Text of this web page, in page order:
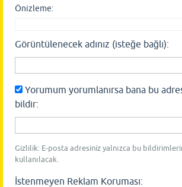
Önizleme:
Görüntülenecek adınız (isteğe bağlı):
Yorumum yorumlanırsa bana bu
bildir:
Gizlilik: E-posta adresiniz yalnızca bu
kullanılacak.
İstenmeyen Reklam Koruması: